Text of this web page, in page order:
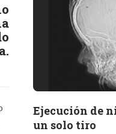
Ejecución de
un solo tiro